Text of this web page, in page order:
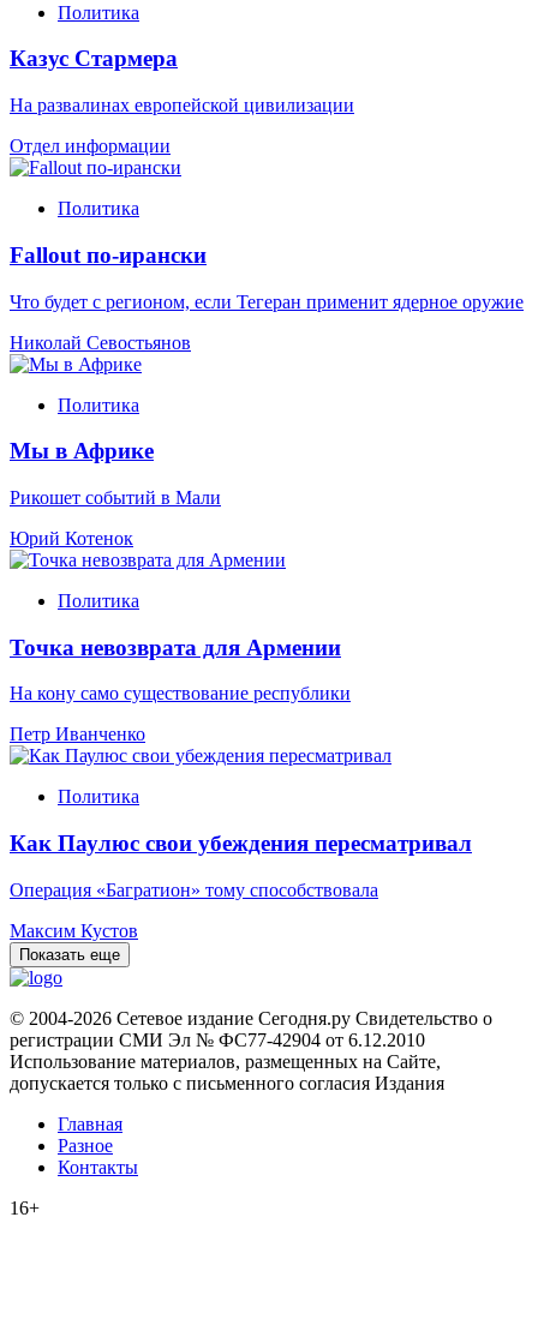
Политика
Казус Стармера
На развалинах европейской цивилизации
Отдел информации
Политика
Fallout по-ирански
Что будет с регионом, если Тегеран применит ядерное оружие
Николай Севостьянов
Политика
Мы в Африке
Рикошет событий в Мали
Юрий Котенок
Политика
Точка невозврата для Армении
На кону само существование республики
Петр Иванченко
Политика
Как Паулюс свои убеждения пересматривал
Операция «Багратион» тому способствовала
Максим Кустов
Показать еще
© 2004-2026 Сетевое издание Сегодня.ру Свидетельство о
регистрации СМИ Эл № ФС77-42904 от 6.12.2010
Использование материалов, размещенных на Сайте,
допускается только с письменного согласия Издания
Главная
Разное
Контакты
16+